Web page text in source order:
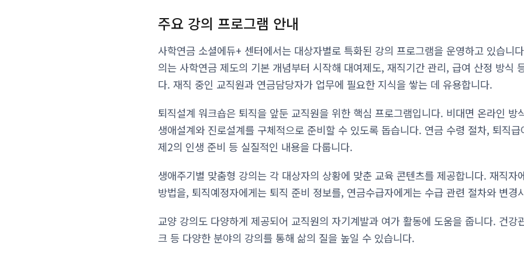
주요 강의 프로그램 안내
사학연금 소셜에듀+ 센터에서는 대상자별로 특화된 강의 프로그램을 운영하고 있습니
의는 사학연금 제도의 기본 개념부터 시작해 대여제도, 재직기간 관리, 급여 산정 방식
다. 재직 중인 교직원과 연금담당자가 업무에 필요한 지식을 쌓는 데 유용합니다.
퇴직설계 워크숍은 퇴직을 앞둔 교직원을 위한 핵심 프로그램입니다. 비대면 온라인 방
생애설계와 진로설계를 구체적으로 준비할 수 있도록 돕습니다. 연금 수령 절차, 퇴직
제2의 인생 준비 등 실질적인 내용을 다룹니다.
생애주기별 맞춤형 강의는 각 대상자의 상황에 맞춘 교육 콘텐츠를 제공합니다. 재직자
방법을, 퇴직예정자에게는 퇴직 준비 정보를, 연금수급자에게는 수급 관련 절차와 변경
교양 강의도 다양하게 제공되어 교직원의 자기계발과 여가 활동에 도움을 줍니다. 건강
크 등 다양한 분야의 강의를 통해 삶의 질을 높일 수 있습니다.